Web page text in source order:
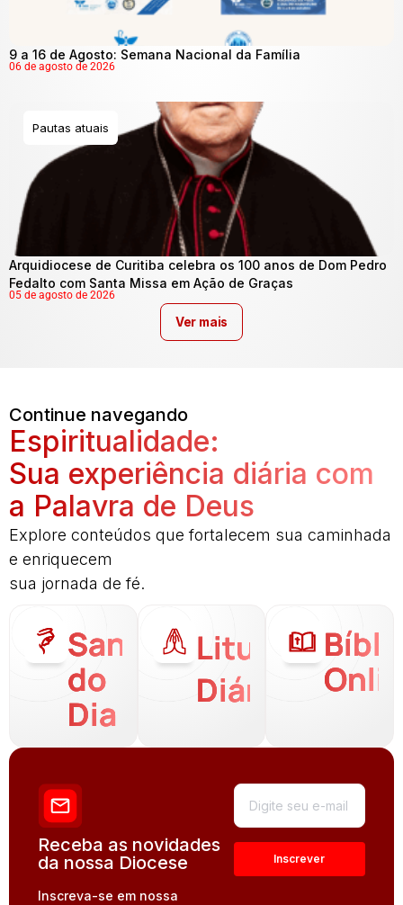
9 a 16 de Agosto: Semana Nacional da Família
06 de agosto de 2026
Pautas atuais
Arquidiocese de Curitiba celebra os 100 anos de Dom Pedro
Fedalto com Santa Missa em Ação de Graças
05 de agosto de 2026
Ver mais
Continue navegando
Espiritualidade:
Sua experiência diária com
a Palavra de Deus
Explore conteúdos que fortalecem sua caminhada
e enriquecem
sua jornada de fé.
Santo
do
Dia
Liturgia
Diária
Receba as novidades
da nossa Diocese
Inscreva-se em nossa